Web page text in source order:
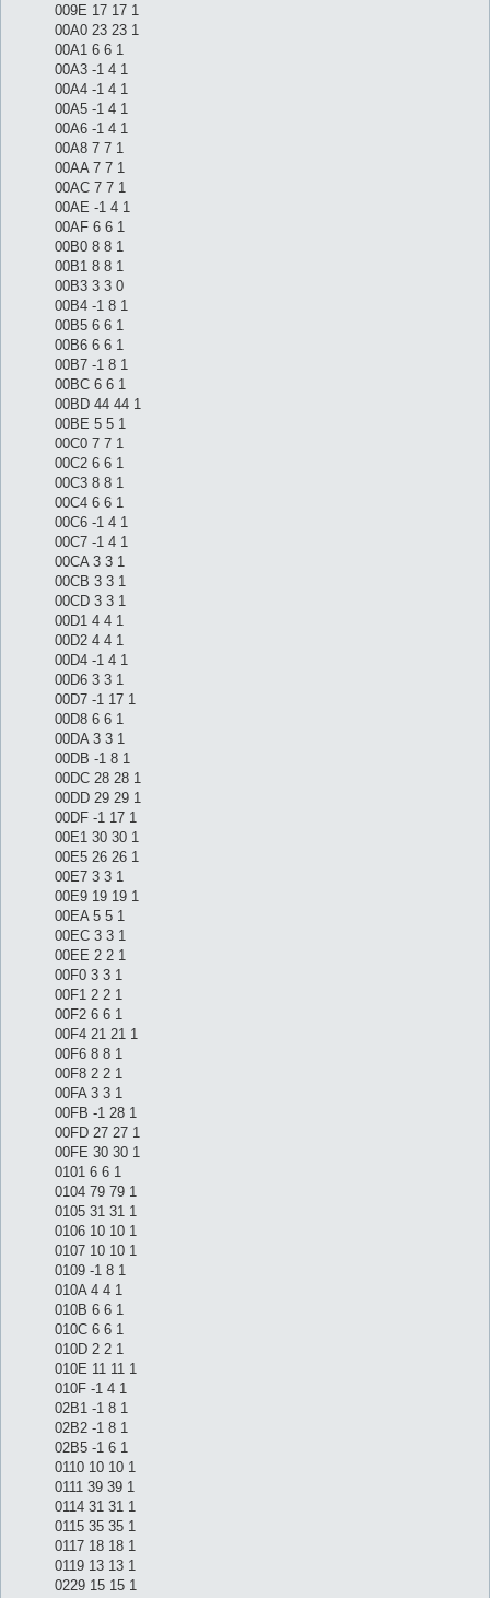
009E 17 17 1
00A0 23 23 1
00A1 6 6 1
00A3 -1 4 1
00A4 -1 4 1
00A5 -1 4 1
00A6 -1 4 1
00A8 7 7 1
00AA 7 7 1
00AC 7 7 1
00AE -1 4 1
00AF 6 6 1
00B0 8 8 1
00B1 8 8 1
00B3 3 3 0
00B4 -1 8 1
00B5 6 6 1
00B6 6 6 1
00B7 -1 8 1
00BC 6 6 1
00BD 44 44 1
00BE 5 5 1
00C0 7 7 1
00C2 6 6 1
00C3 8 8 1
00C4 6 6 1
00C6 -1 4 1
00C7 -1 4 1
00CA 3 3 1
00CB 3 3 1
00CD 3 3 1
00D1 4 4 1
00D2 4 4 1
00D4 -1 4 1
00D6 3 3 1
00D7 -1 17 1
00D8 6 6 1
00DA 3 3 1
00DB -1 8 1
00DC 28 28 1
00DD 29 29 1
00DF -1 17 1
00E1 30 30 1
00E5 26 26 1
00E7 3 3 1
00E9 19 19 1
00EA 5 5 1
00EC 3 3 1
00EE 2 2 1
00F0 3 3 1
00F1 2 2 1
00F2 6 6 1
00F4 21 21 1
00F6 8 8 1
00F8 2 2 1
00FA 3 3 1
00FB -1 28 1
00FD 27 27 1
00FE 30 30 1
0101 6 6 1
0104 79 79 1
0105 31 31 1
0106 10 10 1
0107 10 10 1
0109 -1 8 1
010A 4 4 1
010B 6 6 1
010C 6 6 1
010D 2 2 1
010E 11 11 1
010F -1 4 1
02B1 -1 8 1
02B2 -1 8 1
02B5 -1 6 1
0110 10 10 1
0111 39 39 1
0114 31 31 1
0115 35 35 1
0117 18 18 1
0119 13 13 1
0229 15 15 1